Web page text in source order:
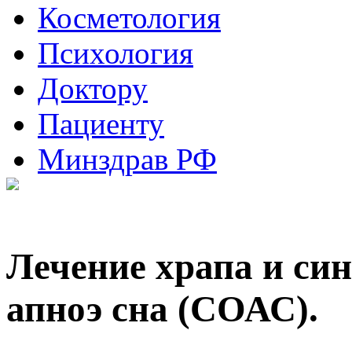
Косметология
Психология
Доктору
Пациенту
Минздрав РФ
Лечение храпа и
апноэ сна (СОАС).